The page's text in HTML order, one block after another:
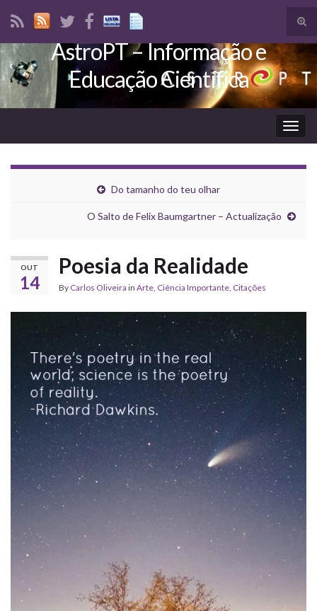
Search for:
AstroPT – Informação e
Educação Científica
Do tamanho do teu olhar
O Salto de Felix Baumgartner – Actualização
OUT
14
Poesia da Realidade
By Carlos Oliveira in Arte, Ciência Importante, Citações